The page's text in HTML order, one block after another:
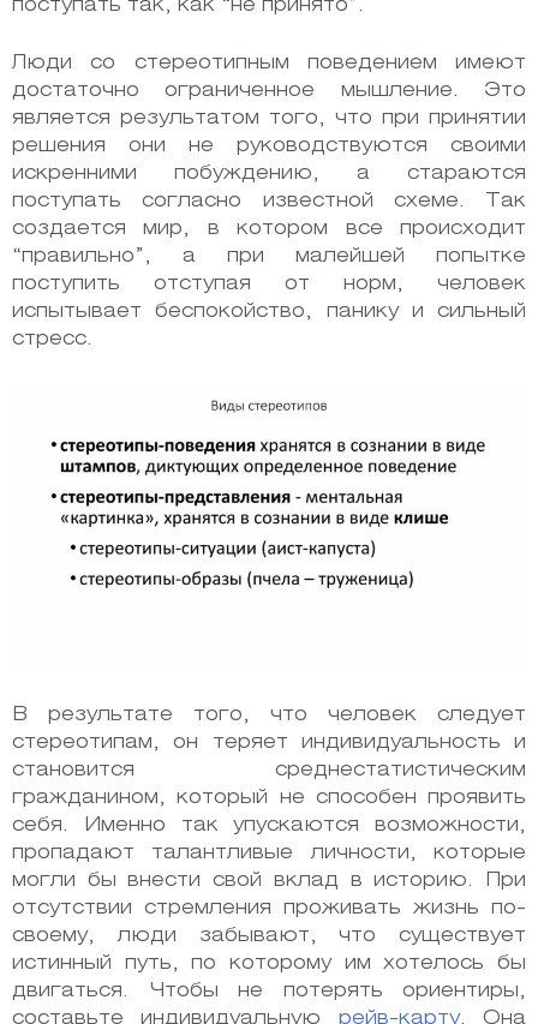
поступать так, как “не принято”.
Люди со стереотипным поведением имеют
достаточно ограниченное мышление. Это
является результатом того, что при принятии
решения они не руководствуются своими
искренними побуждению, а стараются
поступать согласно известной схеме. Так
создается мир, в котором все происходит
“правильно”, а при малейшей попытке
поступить отступая от норм, человек
испытывает беспокойство, панику и сильный
стресс.
В результате того, что человек следует
стереотипам, он теряет индивидуальность и
становится среднестатистическим
гражданином, который не способен проявить
себя. Именно так упускаются возможности,
пропадают талантливые личности, которые
могли бы внести свой вклад в историю. При
отсутствии стремления проживать жизнь по-
своему, люди забывают, что существует
истинный путь, по которому им хотелось бы
двигаться. Чтобы не потерять ориентиры,
составьте индивидуальную рейв-карту. Она